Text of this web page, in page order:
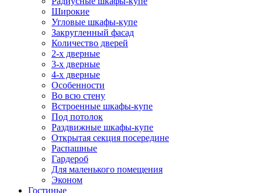
Широкие
Угловые шкафы-купе
Закругленный фасад
Количество дверей
2-х дверные
3-х дверные
4-х дверные
Особенности
Во всю стену
Встроенные шкафы-купе
Под потолок
Раздвижные шкафы-купе
Открытая секция посередине
Распашные
Гардероб
Для маленького помещения
Эконом
Гостиные